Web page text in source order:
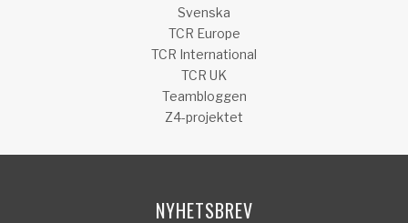
Svenska
TCR Europe
TCR International
TCR UK
Teambloggen
Z4-projektet
NYHETSBREV